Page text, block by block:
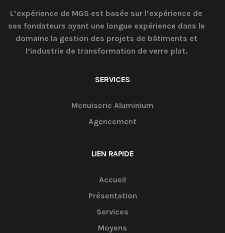
L’expérience de MGS est basée sur l’expérience de
ses fondateurs ayant une longue expérience dans le
domaine la gestion des projets de bâtiments et
l’industrie de transformation de verre plat.
SERVICES
Menuiserie Aluminium
Agencement
LIEN RAPIDE
Accueil
Présentation
Services
Moyens